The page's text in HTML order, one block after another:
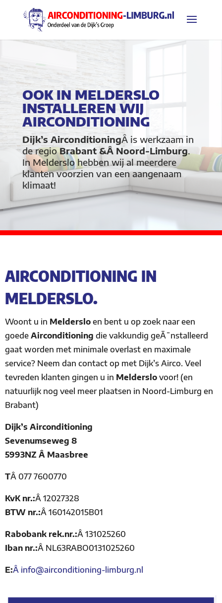
OOK IN MELDERSLO
INSTALLEREN WIJ
AIRCONDITIONING
Dijk’s AirconditioningÂ is werkzaam in
de regioBrabant &Â Noord-Limburg.
In Melderslo hebben wij al meerdere
klanten voorzien van een aangenaam
klimaat!
AIRCONDITIONING IN
MELDERSLO.
Woont u in Melderslo en bent u op zoek naar een
goede Airconditioning die vakkundig geÃ¯nstalleerd
gaat worden met minimale overlast en maximale
service? Neem dan contact op met Dijk’s Airco. Veel
tevreden klanten gingen u in Melderslo voor! (en
natuurlijk nog veel meer plaatsen in Noord-Limburg en
Brabant)
Dijk’s Airconditioning
Sevenumseweg 8
5993NZ Â Maasbree
TÂ 077 7600770
KvK nr.:Â 12027328
BTW nr.:Â 160142015B01
Rabobank rek.nr.:Â 131025260
Iban nr.:Â NL63RABO0131025260
E:Â info@airconditioning-limburg.nl